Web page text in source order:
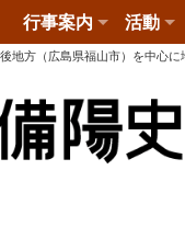
行事案内 活動
地方（広島県福山市）を中心